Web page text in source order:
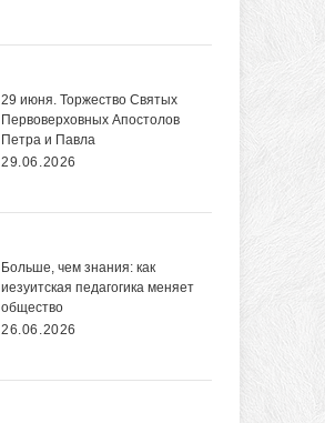
29 июня. Торжество Святых
Первоверховных Апостолов
Петра и Павла
29.06.2026
Больше, чем знания: как
иезуитская педагогика меняет
общество
26.06.2026